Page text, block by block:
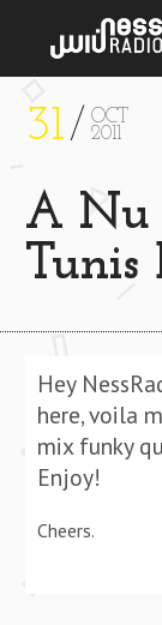
GANGSTER
Dj Metro Soul
NESS LIVE !
31
OCT
2011
A Nu
Tunis
Hey
here, voila
mix funky
Enjoy!
Cheers.